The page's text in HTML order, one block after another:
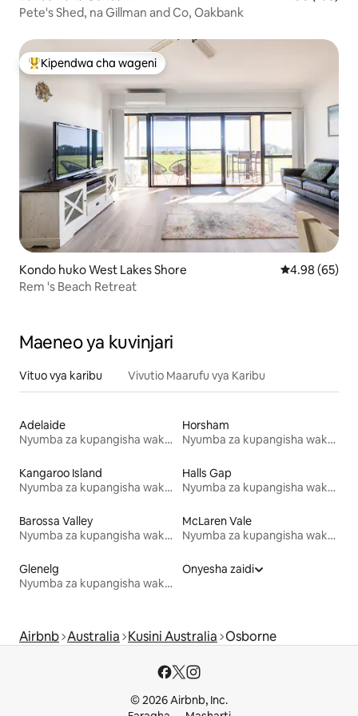
Pete's Shed, na Gillman and Co, Oakbank
Kipendwa maarufu cha wageni
Kipendwa cha wageni
Kondo huko West Lakes Shore Ukadiriaji wa
4.98 (65)
Rem 's Beach Retreat
Maeneo ya kuvinjari
Vituo vya karibu Vivutio Maarufu vya Karibu
Adelaide
Nyumba za kupangisha wakati wa likizo
Horsham
Nyumba za kupangisha wakati wa likizo
Kangaroo Island
Nyumba za kupangisha wakati wa likizo
Halls Gap
Nyumba za kupangisha wakati wa likizo
Barossa Valley
Nyumba za kupangisha wakati wa likizo
McLaren Vale
Nyumba za kupangisha wakati wa likizo
Glenelg
Nyumba za kupangisha wakati wa likizo
Onyesha zaidi
Airbnb Australia Kusini Australia Osborne
© 2026 Airbnb, Inc.